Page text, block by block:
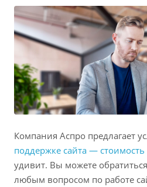
Компания Аспро предлагает
поддержке сайта — стоимость
удивит. Вы можете
любым вопросом по работе